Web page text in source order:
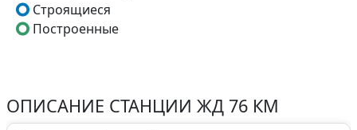
Строящиеся
Построенные
ОПИСАНИЕ СТАНЦИИ ЖД 76 КМ